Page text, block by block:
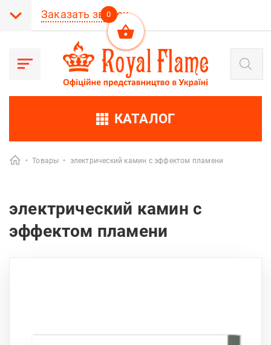
Заказать звонок
Поиск
товаров
КАТАЛОГ
• Товары • электрический камин с эффектом пламени
электрический камин с
эффектом пламени
0